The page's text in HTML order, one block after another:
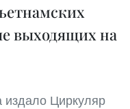
выходящих на
издало Циркуляр